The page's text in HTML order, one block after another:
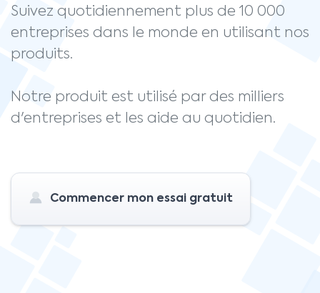
Suivez quotidiennement plus de 10 000
entreprises dans le monde en utilisant nos
produits.
Notre produit est utilisé par des milliers
d'entreprises et les aide au quotidien.
Commencer mon essai gratuit